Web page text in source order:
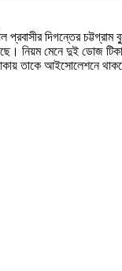
দিগন্তের
নিয়ম মেনে দুই ডোজ
তাকে আইসোলেশনে